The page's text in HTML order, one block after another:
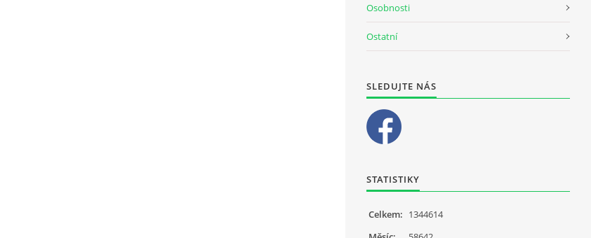
Osobnosti
Ostatní
SLEDUJTE NÁS
STATISTIKY
Celkem: 1344614